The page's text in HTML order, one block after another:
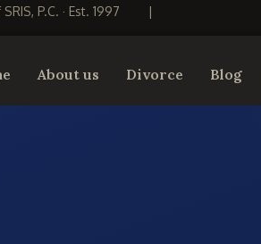
SRIS, P.C. · Est. 1997 |
About us Divorce Blog